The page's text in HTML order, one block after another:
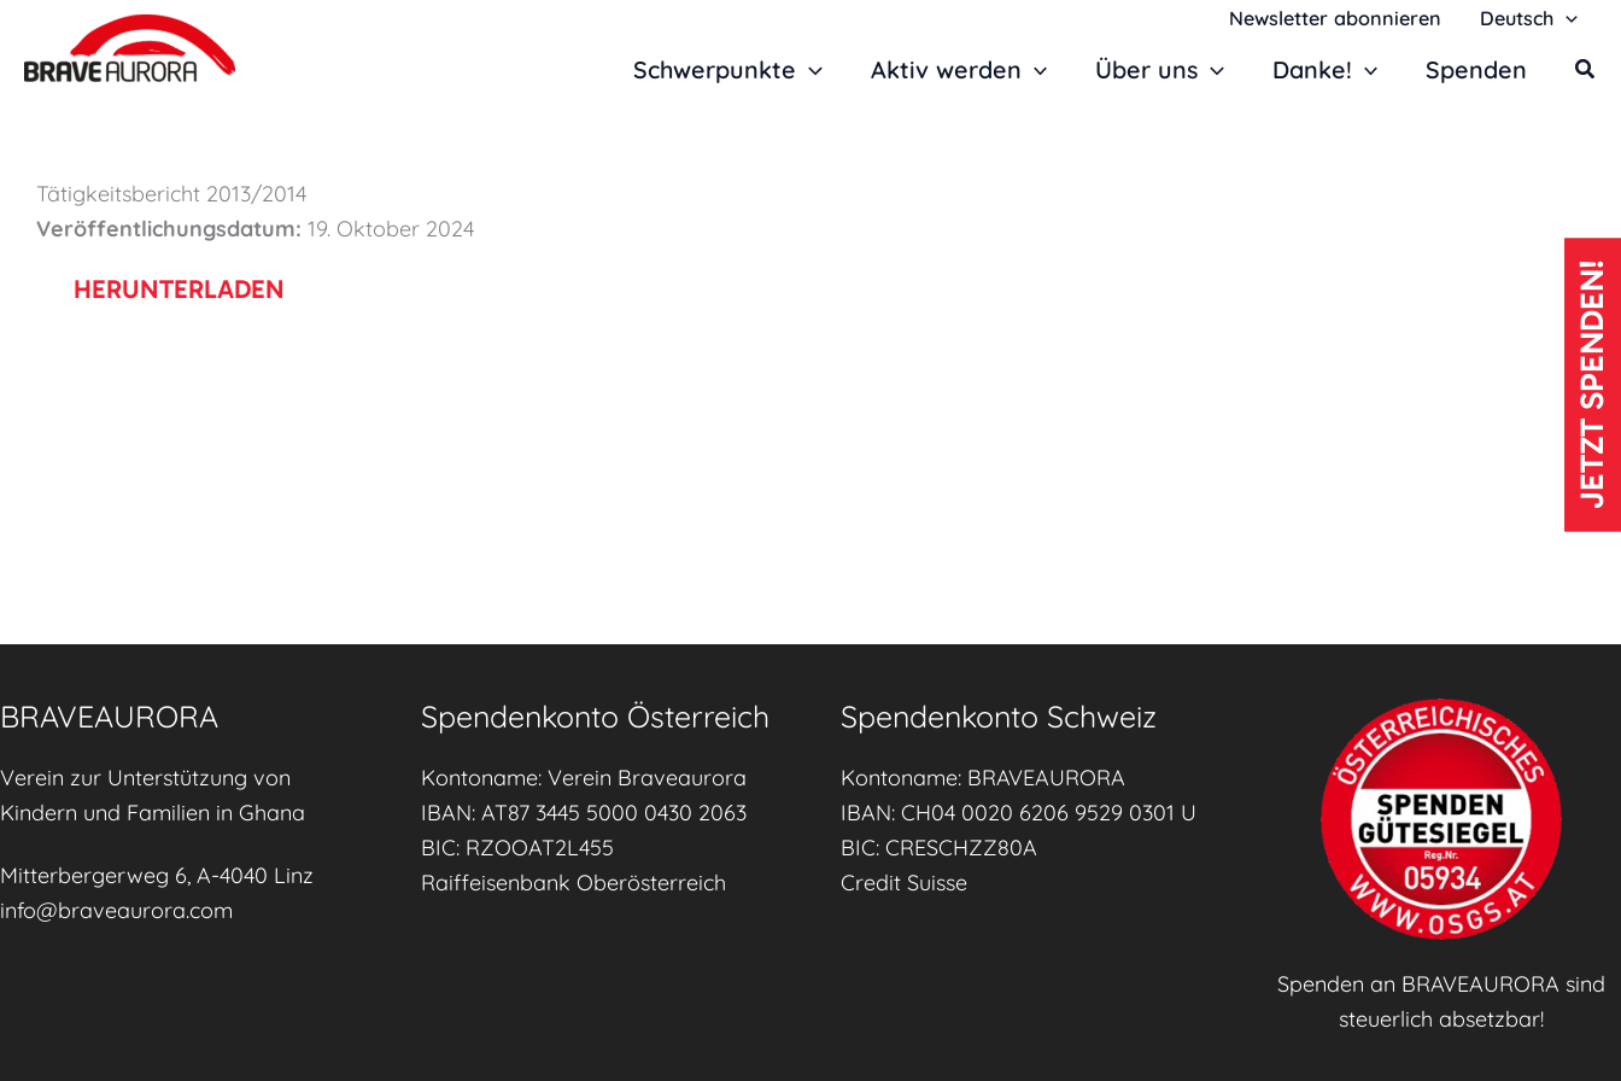
JETZT SPENDEN!
springen
Newsletter abonnieren Deutsch
Schwerpunkte Aktiv werden Über uns Danke! Spenden
Tätigkeitsbericht 2013/2014
Veröffentlichungsdatum: 19. Oktober 2024
HERUNTERLADEN
BRAVEAURORA
Verein zur Unterstützung von
Kindern und Familien in Ghana
Mitterbergerweg 6, A-4040 Linz
info@braveaurora.com
Spendenkonto Österreich
Kontoname: Verein Braveaurora
IBAN: AT87 3445 5000 0430 2063
BIC: RZOOAT2L455
Raiffeisenbank Oberösterreich
Spendenkonto Schweiz
Kontoname: BRAVEAURORA
IBAN: CH04 0020 6206 9529 0301 U
BIC: CRESCHZZ80A
Credit Suisse
Spenden an BRAVEAURORA sind
steuerlich absetzbar!